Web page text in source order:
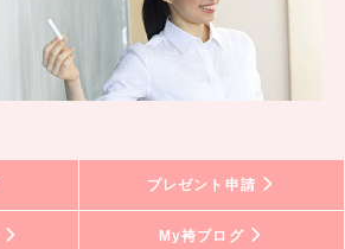
プレゼント申請
My袴ブログ